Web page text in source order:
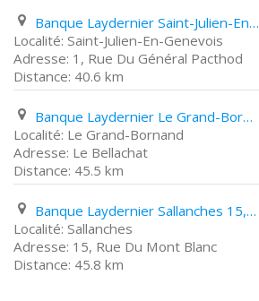
Banque Laydernier Saint-Julien-En-Genevois 1, Rue Du Général Pacthod
Saint-Julien-En-Genevois
1, Rue Du Général Pacthod
40.6 km
Banque Laydernier Le Grand-Bornand Le Bellachat
Le Grand-Bornand
Le Bellachat
45.5 km
Banque Laydernier Sallanches 15, Rue Du Mont Blanc
Sallanches
15, Rue Du Mont Blanc
45.8 km